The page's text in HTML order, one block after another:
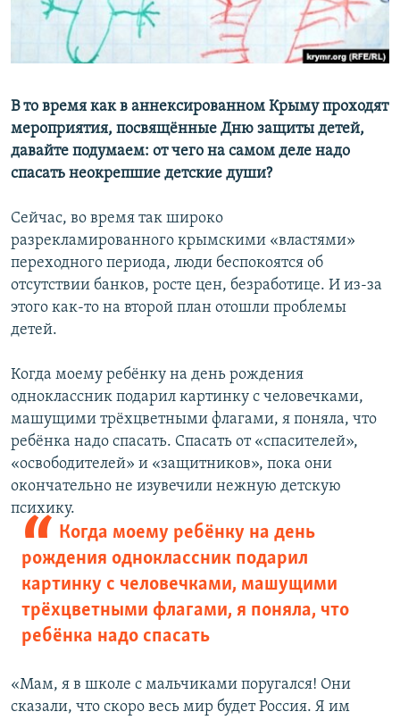
ПОБЕДИТЕЛЕЙ НЕ СУДЯТ?
КРЫМ.НЕПОКОРЕННЫЙ
УКРАИНСКАЯ ПРОБЛЕМА КРЫМА
ПРИСОЕДИНЯЙТЕСЬ!
Все сайты RFE/RL
В то время как в аннексированном Крыму проходят
мероприятия, посвящённые Дню защиты детей,
давайте подумаем: от чего на самом деле надо
спасать неокрепшие детские души?
Сейчас, во время так широко
разрекламированного крымскими «властями»
переходного периода, люди беспокоятся об
отсутствии банков, росте цен, безработице. И из-за
этого как-то на второй план отошли проблемы
детей.
Когда моему ребёнку на день рождения
одноклассник подарил картинку с человечками,
машущими трёхцветными флагами, я поняла, что
ребёнка надо спасать. Спасать от «спасителей»,
«освободителей» и «защитников», пока они
окончательно не изувечили нежную детскую
психику.
Когда моему ребёнку на день
рождения одноклассник подарил
картинку с человечками, машущими
трёхцветными флагами, я поняла, что
ребёнка надо спасать
«Мам, я в школе с мальчиками поругался! Они
сказали, что скоро весь мир будет Россия. Я им